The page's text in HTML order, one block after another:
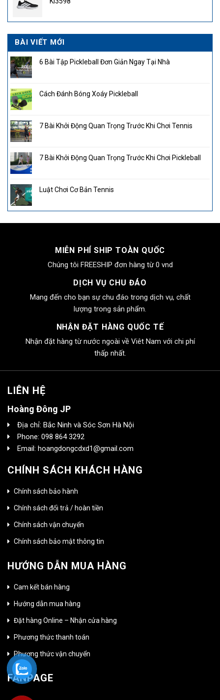
BÀI VIẾT MỚI
6 Bài Tập Pickleball Đơn Giản Ngay Tại Nhà
Cách Đánh Bóng Xoáy Pickleball
7 Bài Khởi Động Quan Trọng Trước Khi Chơi Tennis
7 Bài Khởi Động Quan Trọng Trước Khi Chơi Pickleball
Luật Chơi Cơ Bản Tennis
MIỄN PHÍ SHIP TOÀN QUỐC
Chúng tôi FREESHIP đơn hàng từ 0 vnd
DỊCH VỤ CHU ĐÁO
Mang đến cho bạn sự chu đáo trong dịch vụ, chất
lượng trong sản phẩm.
NHẬN ĐẶT HÀNG QUỐC TẾ
Nhận đặt hàng từ nước ngoài về Viêt Nam với chi phí
thấp nhất.
LIÊN HỆ
Hoàng Đông JP
Địa chỉ: Bắc Ninh và Sóc Sơn Hà Nội
Phone: 098 864 3292
Email: hoangdongcdxd1@gmail.com
CHÍNH SÁCH KHÁCH HÀNG
Chính sách bảo hành
Chính sách đổi trả / hoàn tiền
Chính sách vận chuyển
Chính sách bảo mật thông tin
HƯỚNG DẪN MUA HÀNG
Cam kết bán hàng
Hướng dẫn mua hàng
Đặt hàng Online – Nhận cửa hàng
Phương thức thanh toán
Phương thức vận chuyển
FANPAGE